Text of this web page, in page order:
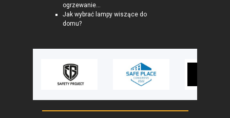
ogrzewanie...
Jak wybrać lampy wiszące do
domu?